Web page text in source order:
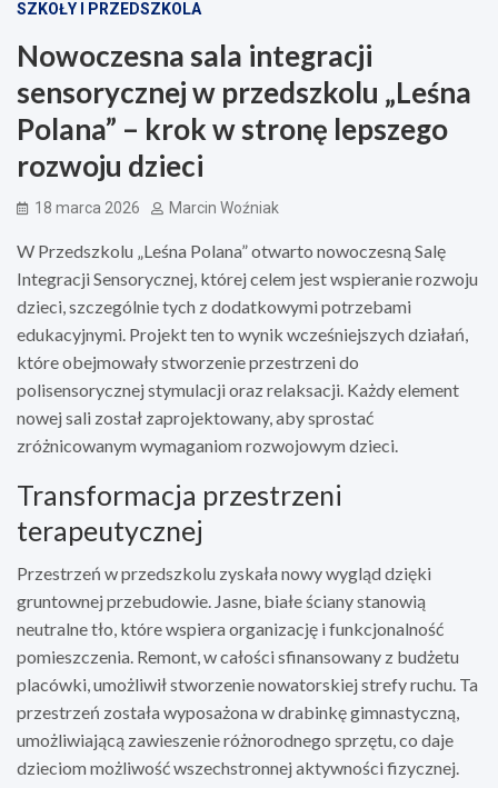
SZKOŁY I PRZEDSZKOLA
Nowoczesna sala integracji
sensorycznej w przedszkolu „Leśna
Polana” – krok w stronę lepszego
rozwoju dzieci
18 marca 2026 Marcin Woźniak
W Przedszkolu „Leśna Polana” otwarto nowoczesną Salę
Integracji Sensorycznej, której celem jest wspieranie rozwoju
dzieci, szczególnie tych z dodatkowymi potrzebami
edukacyjnymi. Projekt ten to wynik wcześniejszych działań,
które obejmowały stworzenie przestrzeni do
polisensorycznej stymulacji oraz relaksacji. Każdy element
nowej sali został zaprojektowany, aby sprostać
zróżnicowanym wymaganiom rozwojowym dzieci.
Transformacja przestrzeni
terapeutycznej
Przestrzeń w przedszkolu zyskała nowy wygląd dzięki
gruntownej przebudowie. Jasne, białe ściany stanowią
neutralne tło, które wspiera organizację i funkcjonalność
pomieszczenia. Remont, w całości sfinansowany z budżetu
placówki, umożliwił stworzenie nowatorskiej strefy ruchu. Ta
przestrzeń została wyposażona w drabinkę gimnastyczną,
umożliwiającą zawieszenie różnorodnego sprzętu, co daje
dzieciom możliwość wszechstronnej aktywności fizycznej.